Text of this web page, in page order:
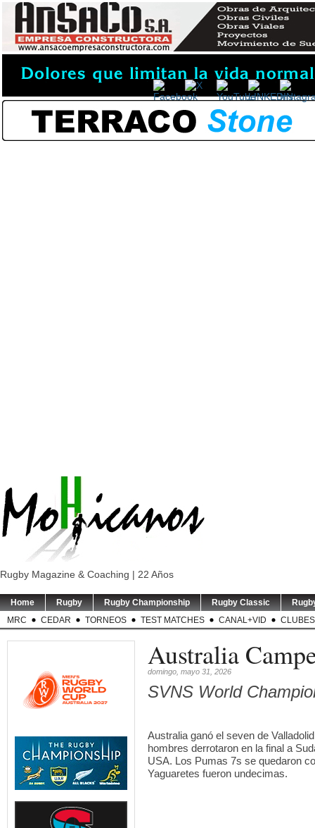
Rugby Magazine & Coaching | 22 Años
Home Rugby Rugby Championship Rugby Classic
MRC
CEDAR TORNEOS TEST MATCHES CANAL+VID CLUBES
Australia
domingo, mayo 31, 2026
SVNS World
Australia ganó el seven de
hombres derrotaron en la final a
USA. Los Pumas 7s se quedaron
Yaguaretes fueron undecimas.